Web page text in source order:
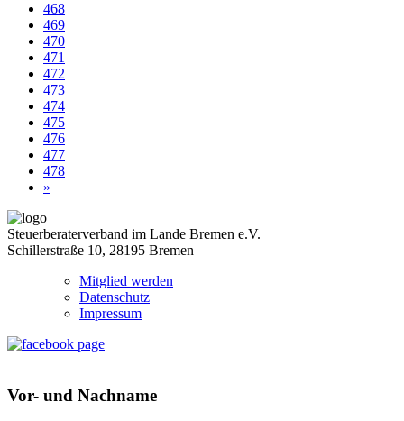
468
469
470
471
472
473
474
475
476
477
478
»
Steuerberaterverband im Lande Bremen e.V.
Schillerstraße 10, 28195 Bremen
Mitglied werden
Datenschutz
Impressum
Vor- und Nachname